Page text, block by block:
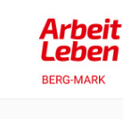
content